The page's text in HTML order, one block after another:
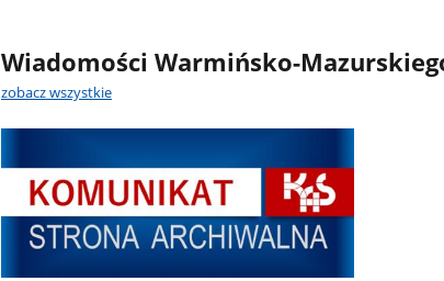
Wiadomości Warmińsko-
zobacz wszystkie